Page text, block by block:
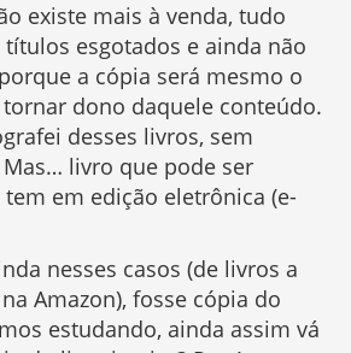
existe mais à venda, tudo
esgotados e ainda não
a cópia será mesmo o
dono daquele conteúdo.
desses livros, sem
livro que pode ser
em edição eletrônica (e-
nesses casos (de livros a
Amazon), fosse cópia do
estudando, ainda assim vá